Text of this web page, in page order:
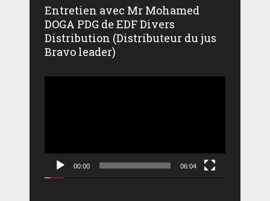
Entretien avec Mr Mohamed
DOGA PDG de EDF Divers
Distribution (Distributeur du jus
Bravo leader)
00:00 06:04